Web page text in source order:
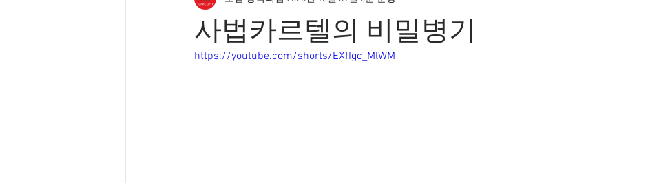
사법카르텔의 비밀병기
https://youtube.com/shorts/EXfIgc_MlWM